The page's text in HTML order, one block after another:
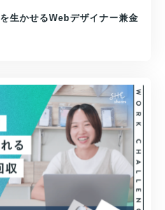
生かせるWebデザイナー兼金